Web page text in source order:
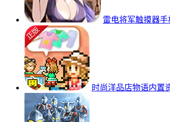
雷电将军触摸器
时尚洋品店物语内置